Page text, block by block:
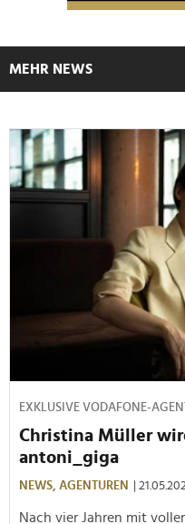
MEHR NEWS
EXKLUSIVE VODAFONE-
Christina Müller
antoni_giga
NEWS, AGENTUREN |
Nach vier Jahren mit